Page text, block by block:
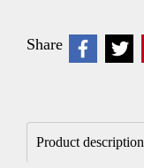
Share
Product description